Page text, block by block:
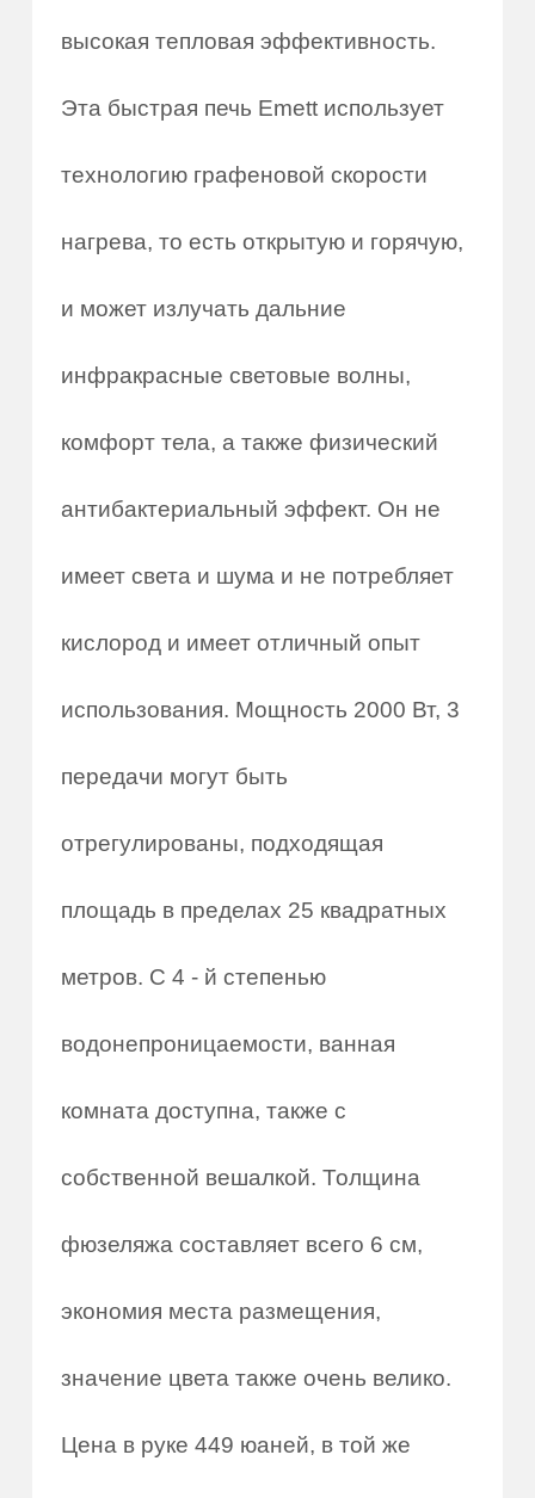
высокая тепловая эффективность.
Эта быстрая печь Emett использует
технологию графеновой скорости
нагрева, то есть открытую и горячую,
и может излучать дальние
инфракрасные световые волны,
комфорт тела, а также физический
антибактериальный эффект. Он не
имеет света и шума и не потребляет
кислород и имеет отличный опыт
использования. Мощность 2000 Вт, 3
передачи могут быть
отрегулированы, подходящая
площадь в пределах 25 квадратных
метров. С 4 - й степенью
водонепроницаемости, ванная
комната доступна, также с
собственной вешалкой. Толщина
фюзеляжа составляет всего 6 см,
экономия места размещения,
значение цвета также очень велико.
Цена в руке 449 юаней, в той же